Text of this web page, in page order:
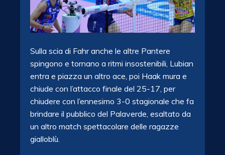
Sulla scia di Fahr anche le altre Pantere
spingono e tornano a ritmi insostenibili, Lubian
entra e piazza un altro ace, poi Haak mura e
chiude con l’attacco finale del 25-17, per
chiudere con l’ennesimo 3-0 stagionale che fa
brindare il pubblico del Palaverde, esaltato da
un altro match spettacolare delle ragazze
gialloblù.